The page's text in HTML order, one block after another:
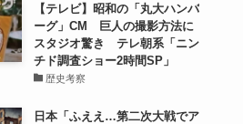
【テレビ】昭和の「丸大ハンバ
ーグ」CM 巨人の撮影方法に
スタジオ驚き テレ朝系「ニン
チド調査ショー2時間SP」
歴史考察
日本「ふええ…第二次大戦でア